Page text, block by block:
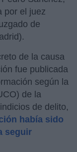
por el juez
de
de la causa
fue publicada
según la
de la
de delito,
había sido
seguir